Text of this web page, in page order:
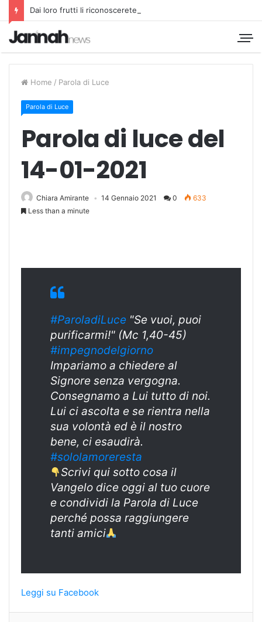
Dai loro frutti li riconoscerete
Home / Parola di Luce
Parola di Luce
Parola di luce del
14-01-2021
Chiara Amirante 14 Gennaio 2021 0
633
Less than a minute
#ParoladiLuce "Se vuoi, puoi
purificarmi!" (Mc 1,40-45)
#impegnodelgiorno
Impariamo a chiedere al
Signore senza vergogna.
Consegnamo a Lui tutto di noi.
Lui ci ascolta e se rientra nella
sua volontà ed è il nostro
bene, ci esaudirà.
#sololamoreresta
Scrivi qui sotto cosa il
Vangelo dice oggi al tuo cuore
e condividi la Parola di Luce
perché possa raggiungere
tanti amici
Leggi su Facebook